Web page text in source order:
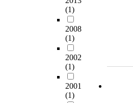
(1)
2008
(1)
2002
(1)
2001
(1)